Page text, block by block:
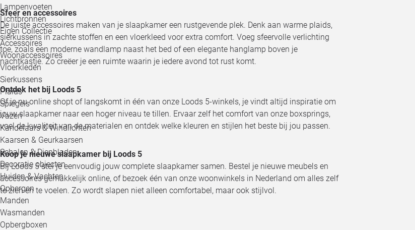
Lampenvoeten
Lichtbronnen
Eigen Collectie
Accessoires
Woonaccessoires
Vloerkleden
Sierkussens
Plaids
Spiegels
Vazen
Kandelaars & Windlichten
Kaarsen & Geurkaarsen
Schalen & Dienbladen
Decoratie objecten
Huiden & Vachten
Opbergen
Manden
Wasmanden
Opbergboxen
Sfeer en accessoires
De juiste accessoires maken van je slaapkamer een rustgevende plek. Denk aan warme plaids,
sierkussens in zachte stoffen en een vloerkleed voor extra comfort. Voeg sfeervolle verlichting
toe, zoals een moderne wandlamp naast het bed of een elegante hanglamp boven je
nachtkastje. Zo creëer je een ruimte waarin je iedere avond tot rust komt.
Ontdek het bij Loods 5
Of je nu online shopt of langskomt in één van onze Loods 5-winkels, je vindt altijd inspiratie om
jouw slaapkamer naar een hoger niveau te tillen. Ervaar zelf het comfort van onze boxsprings,
voel de kwaliteit van de materialen en ontdek welke kleuren en stijlen het beste bij jou passen.
Koop je nieuwe slaapkamer bij Loods 5
Bij Loods 5 stel je eenvoudig jouw complete slaapkamer samen. Bestel je nieuwe meubels en
accessoires gemakkelijk online, of bezoek één van onze woonwinkels in Nederland om alles zelf
te zien en te voelen. Zo wordt slapen niet alleen comfortabel, maar ook stijlvol.